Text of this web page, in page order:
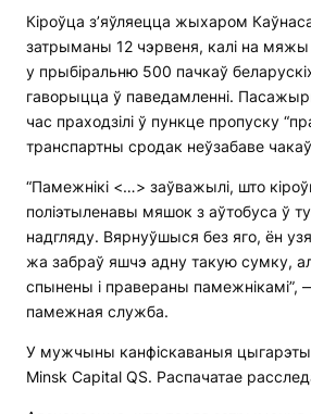
Кіроўца з’яўляецца жыхаром
затрыманы 12 чэрвеня, калі на мяжы
у прыбіральню 500 пачкаў
гаворыцца ў паведамленні.
час праходзілі ў пункце пропуску
транспартны сродак неўзабаве
“Памежнікі <…> заўважылі, што
поліэтыленавы мяшок з аўтобуса ў
надгляду. Вярнуўшыся без яго, ён
жа забраў яшчэ адну такую сумку,
спынены і правераны памежнікамі”,
памежная служба.
У мужчыны канфіскаваныя цыгарэты
Minsk Capital QS. Распачатае